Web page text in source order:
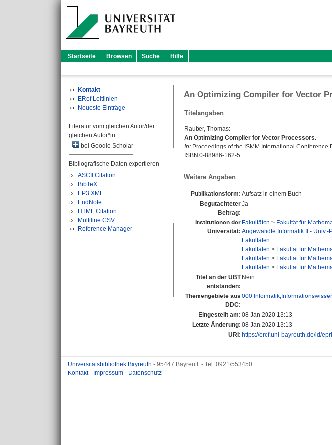
Startseite Browsen Suche Hilfe
Kontakt
ERef Leitlinien
Neueste Einträge
Literatur vom gleichen Autor/der
gleichen Autor*in
bei Google Scholar
Bibliografische Daten exportieren
ASCII Citation
BibTeX
EP3 XML
EndNote
HTML Citation
Multiline CSV
Reference Manager
An Optimizing Compiler for Vector
Titelangaben
Rauber, Thomas:
An Optimizing Compiler for Vector Processors.
In: Proceedings of the ISMM International Conference
ISBN 0-88986-162-5
Weitere Angaben
Publikationsform: Aufsatz in einem Buch
Begutachteter
Beitrag:
Ja
Institutionen der
Universität:
Fakultäten > Fakultät für
Angewandte Informatik II - Univ.-
Fakultäten
Fakultäten > Fakultät für
Fakultäten > Fakultät für
Fakultäten > Fakultät für
Titel an der UBT
entstanden:
Nein
Themengebiete aus
DDC:
000
Eingestellt am: 08 Jan 2020 13:13
Letzte Änderung: 08 Jan 2020 13:13
URI: https://eref.uni-bayreuth.de/id/
Universitätsbibliothek Bayreuth - 95447 Bayreuth - Tel. 0921/553450
Kontakt- Impressum - Datenschutz